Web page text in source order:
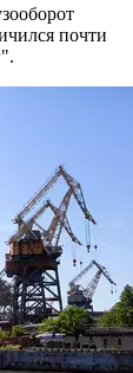
почти